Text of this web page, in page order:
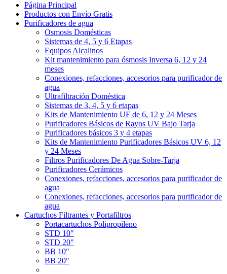
Página Principal
Productos con Envío Gratis
Purificadores de agua
Osmosis Domésticas
Sistemas de 4, 5 y 6 Etapas
Equipos Alcalinos
Kit mantenimiento para ósmosis Inversa 6, 12 y 24
meses
Conexiones, refacciones, accesorios para purificador de
agua
Ultrafiltración Doméstica
Sistemas de 3, 4, 5 y 6 etapas
Kits de Mantenimiento UF de 6, 12 y 24 Meses
Purificadores Básicos de Rayos UV Bajo Tarja
Purificadores básicos 3 y 4 etapas
Kits de Mantenimiento Purificadores Básicos UV 6, 12
y 24 Meses
Filtros Purificadores De Agua Sobre-Tarja
Purificadores Cerámicos
Conexiones, refacciones, accesorios para purificador de
agua
Conexiones, refacciones, accesorios para purificador de
agua
Cartuchos Filtrantes y Portafiltros
Portacartuchos Polipropileno
STD 10"
STD 20"
BB 10"
BB 20"